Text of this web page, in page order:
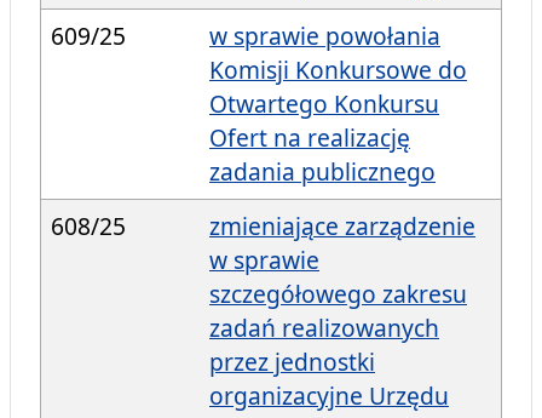
609/25
w sprawie powołania
Komisji Konkursowe do
Otwartego Konkursu
Ofert na realizację
zadania publicznego
608/25
zmieniające zarządzenie
w sprawie
szczegółowego zakresu
zadań realizowanych
przez jednostki
organizacyjne Urzędu